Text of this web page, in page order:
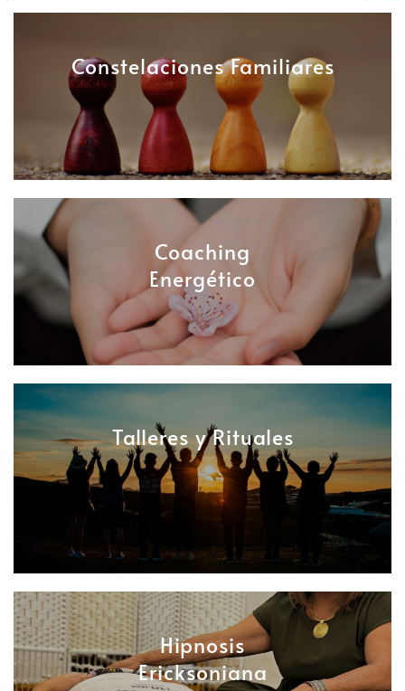
Constelaciones Familiares
Coaching
Energético
Talleres y Rituales
Hipnosis
Ericksoniana